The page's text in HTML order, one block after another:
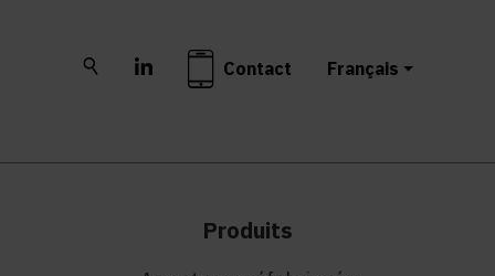
BuscarLinkedIn Contact Français
Produits